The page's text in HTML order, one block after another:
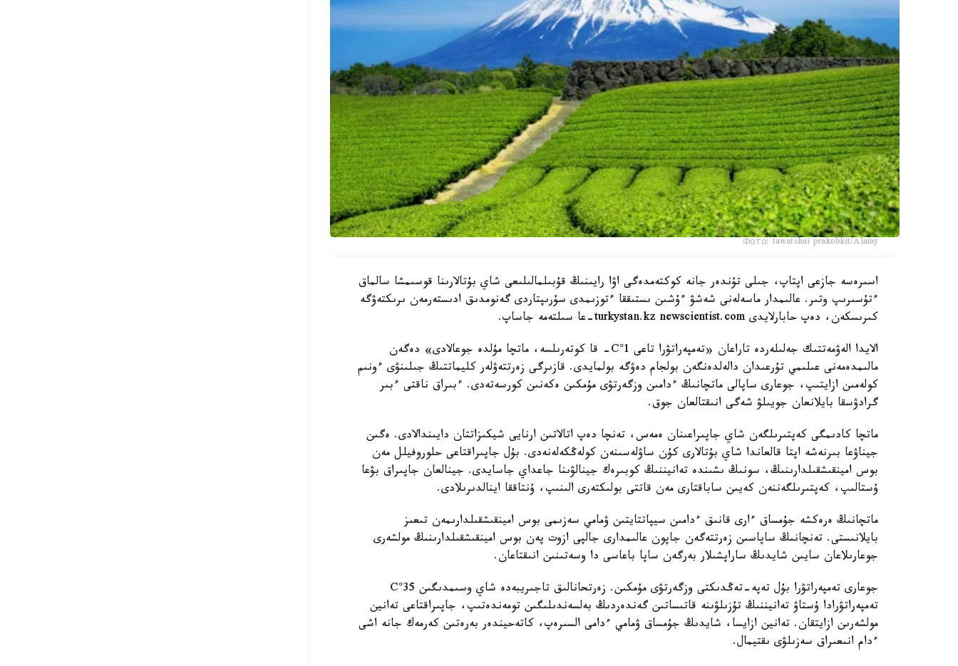
Фото: tawatchai prakobkit/Alamy
اسىرەسە جازعى اپتاپ، جىلى تۇندەر جانە كوكتەمدەگى اۋا رايىنىڭ قۇبىلمالىلىعى شاي بۇتالارىنا قوسىمشا سالماق
ءتۇسىرىپ وتىر. عالىمدار ماسەلەنى شەشۋ ءۇشىن ىستىققا ءتوزىمدى سۇرىپتاردى گەنومدىق ادىستەرمەن ىرىكتەۋگە
كىرىسكەن، دەپ حابارلايدى turkystan.kz newscientist.com-عا سىلتەمە جاساپ.
الايدا الەۋمەتتىك جەلىلەردە تاراعان «تەمپەراتۋرا تاعى 1°C- قا كوتەرىلسە، ماتچا مۇلدە جوعالادى» دەگەن
مالىمدەمەنى عىلىمي تۇرعىدان دالەلدەنگەن بولجام دەۋگە بولمايدى. قازىرگى زەرتتەۋلەر كليماتتىڭ جىلىنۋى ءونىم
كولەمىن ازايتىپ، جوعارى ساپالى ماتچانىڭ ءدامىن وزگەرتۋى مۇمكىن ەكەنىن كورسەتەدى. ءبىراق ناقتى ءبىر
گرادۋسقا بايلانعان جويىلۋ شەگى انىقتالعان جوق.
ماتچا كادىمگى كەپتىرىلگەن شاي جاپىراعىنان ەمەس، تەنچا دەپ اتالاتىن ارنايى شيكىزاتتان دايىندالادى. ەگىن
جيناۋعا بىرنەشە اپتا قالعاندا شاي بۇتالارى كۇن ساۋلەسىنەن كولەڭكەلەنەدى. بۇل جاپىراقتاعى حلوروفيلل مەن
بوس امينقىشقىلدارىنىڭ، سونىڭ ىشىندە تەانيننىڭ كوبىرەك جينالۋىنا جاعداي جاسايدى. جينالعان جاپىراق بۋعا
ۇستالىپ، كەپتىرىلگەننەن كەيىن ساباقتارى مەن قاتتى بولىكتەرى الىنىپ، ۇنتاققا اينالدىرىلادى.
ماتچانىڭ ەرەكشە جۇمساق ءارى قانىق ءدامىن سيپاتتايتىن ۋمامي سەزىمى بوس امينقىشقىلدارىمەن تىعىز
بايلانىستى. تەنچانىڭ ساپاسىن زەرتتەگەن جاپون عالىمدارى جالپى ازوت پەن بوس امينقىشقىلدارىنىڭ مولشەرى
جوعارىلاعان سايىن شايدىڭ ساراپشىلار بەرگەن ساپا باعاسى دا وسەتىنىن انىقتاعان.
جوعارى تەمپەراتۋرا بۇل تەپە-تەڭدىكتى وزگەرتۋى مۇمكىن. زەرتحانالىق تاجىريبەدە شاي وسىمدىگىن 35°C
تەمپەراتۋرادا ۇستاۋ تەانيننىڭ تۇزىلۋىنە قاتىساتىن گەندەردىڭ بەلسەندىلىگىن تومەندەتىپ، جاپىراقتاعى تەانين
مولشەرىن ازايتقان. تەانين ازايسا، شايدىڭ جۇمساق ۋمامي ءدامى السىرەپ، كاتەحيندەر بەرەتىن كەرمەك جانە اشى
ءدام انىعىراق سەزىلۋى ىقتيمال.